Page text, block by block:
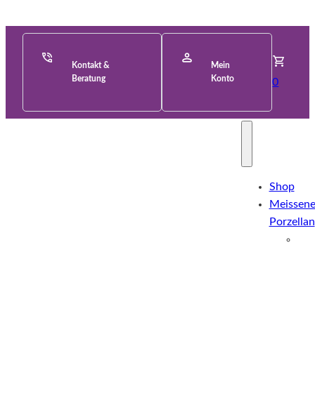
Kontakt &
Beratung
Mein
Konto
0
Shop
Porzellan